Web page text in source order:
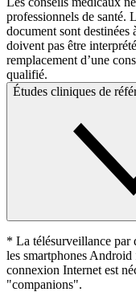
professionnels de santé.
document sont destinées
doivent pas être
remplacement d’une
qualifié.
Études cliniques de
* La télésurveillance par
les smartphones
connexion Internet est
"companions".